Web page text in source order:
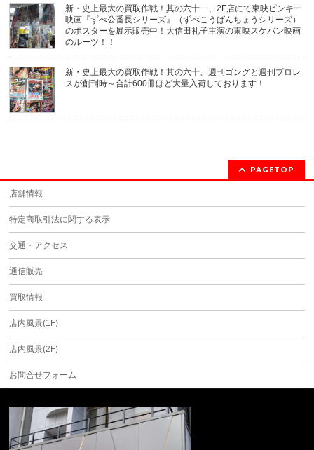
新・史上最大の買取作戦！其の六十一、2F店にて東映ピンキー
映画『ずべ公番長シリーズ』（ずべこうばんちょうシリーズ）
のポスターを展示販売中！大信田礼子主演の東映スケバン映画
のルーツ！！
新・史上最大の買取作戦！其の六十、週刊ゴングと週刊プロレ
スが創刊時～合計600冊ほど大量入荷しております！
PAGETOP
店舗情報
特定商取引法に関する表示
交通・アクセス
通信販売
買取情報
店内風景(1F)
店内風景(2F)
お問合せフォーム